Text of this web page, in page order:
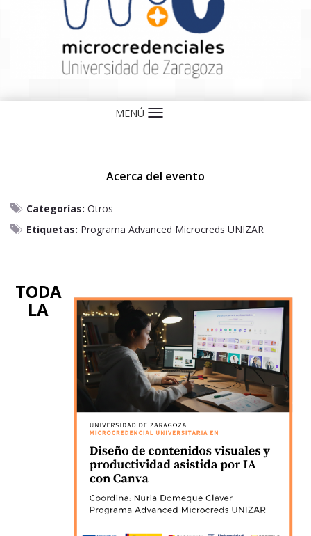
MENÚ Idioma
Acerca del evento
Categorías: Otros
Etiquetas: Programa Advanced Microcreds UNIZAR
TODA
LA